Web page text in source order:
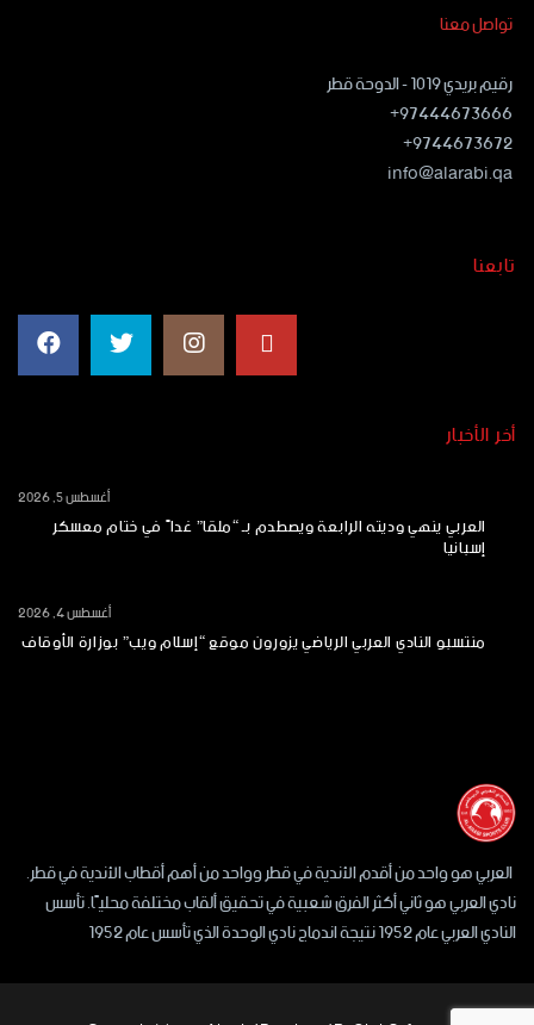
تواصل معنا
رقيم بريدي ١٠١٩ - الدوحة قطر
97444673666+
9744673672+
info@alarabi.qa
تابعنا
أخر الأخبار
العربي ينهي وديته الرابعة ويصطدم بـ “ملقا” غداً في ختام معسكر
إسبانيا
أغسطس 5, 2026
منتسبو النادي العربي الرياضي يزورون موقع “إسلام ويب” بوزارة الأوقاف
أغسطس 4, 2026
العربي هو واحد من أقدم الأندية في قطر وواحد من أهم أقطاب الأندية في قطر.
نادي العربي هو ثاني أكثر الفرق شعبية في تحقيق ألقاب مختلفة محليًا. تأسس
النادي العربي عام 1952 نتيجة اندماج نادي الوحدة الذي تأسس عام 1952